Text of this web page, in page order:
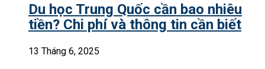
Du học Trung Quốc cần bao nhiêu
tiền? Chi phí và thông tin cần biết
13 Tháng 6, 2025